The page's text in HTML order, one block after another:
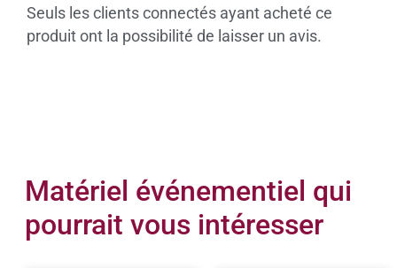
Seuls les clients connectés ayant acheté ce
produit ont la possibilité de laisser un avis.
Matériel événementiel qui
pourrait vous intéresser